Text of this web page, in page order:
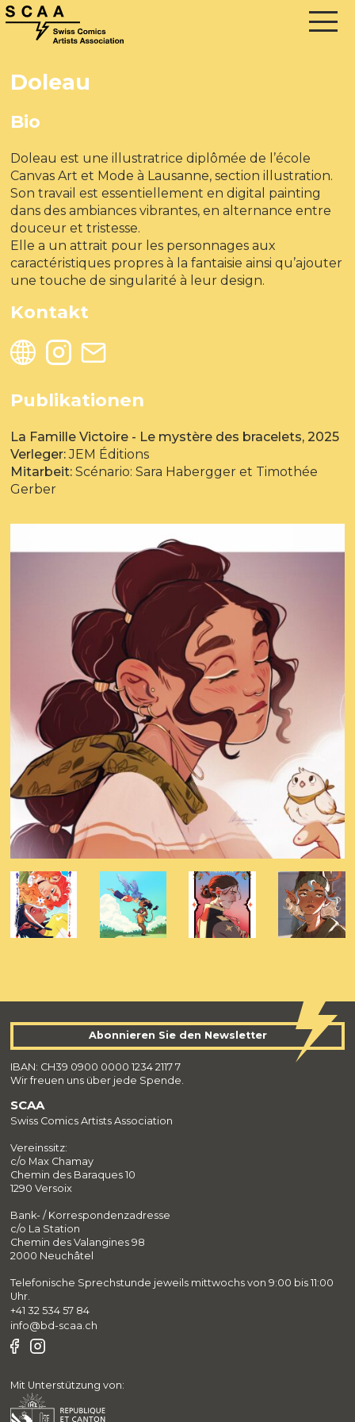
Doleau
Bio
Doleau est une illustratrice diplômée de l’école
Canvas Art et Mode à Lausanne, section illustration.
Son travail est essentiellement en digital painting
dans des ambiances vibrantes, en alternance entre
douceur et tristesse.
Elle a un attrait pour les personnages aux
caractéristiques propres à la fantaisie ainsi qu’ajouter
une touche de singularité à leur design.
Kontakt
Publikationen
La Famille Victoire - Le mystère des bracelets, 2025
Verleger:JEM Éditions
Mitarbeit: Scénario: Sara Habergger et Timothée
Gerber
SCAA
Swiss Comics Artists Association
Vereinssitz:
c/o Max Chamay
Chemin des Baraques 10
1290 Versoix
Bank- / Korrespondenzadresse
c/o La Station
Chemin des Valangines 98
2000 Neuchâtel
Telefonische Sprechstunde jeweils mittwochs von 9:00 bis 11:00
Uhr.
+41 32 534 57 84
info@bd-scaa.ch
Mit Unterstützung von:
Abonnieren Sie den Newsletter
IBAN: CH39 0900 0000 1234 2117 7
Wir freuen uns über jede Spende.